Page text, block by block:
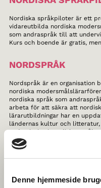
Denne hjemmeside
Nordiska språkpiloter är ett
vidareutbilda nordiska
som andraspråk till att
Kurs och boende är gratis,
NORDSPRÅK
Nordspråk är en organisation
nordiska
nordiska språk som
arbeta för att säkra att
lärarutbildningar har en
ländernas kultur och
undervisning i nordiska språk
Nordspråk har arbetat med
nordiska lärare i mer än 30 år.
LITERATURE